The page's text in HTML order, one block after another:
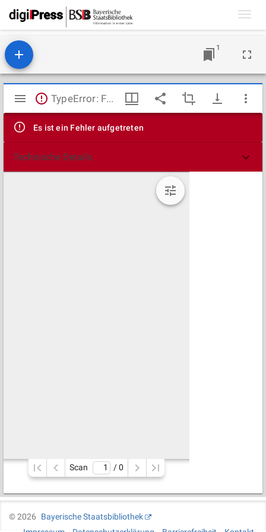
1
Mirador
Viewer
TypeError: Failed to fetch
Es ist ein Fehler aufgetreten
Technische Details
Scan / 0
©2026
Bayerische Staatsbibliothek